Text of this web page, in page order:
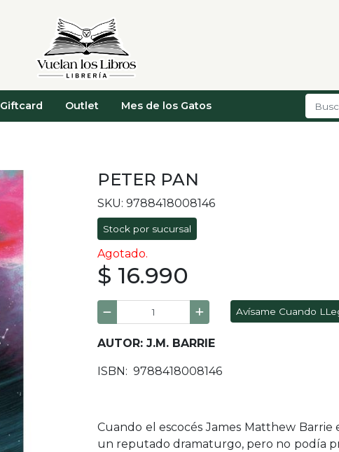
Giftcard Outlet Mes de los Gatos
PETER PAN
SKU: 9788418008146
Stock por sucursal
Agotado.
$ 16.990
Avísame Cuando
AUTOR: J.M. BARRIE
ISBN: 9788418008146
Cuando el escocés James Matthew Barrie
un reputado dramaturgo, pero no podía